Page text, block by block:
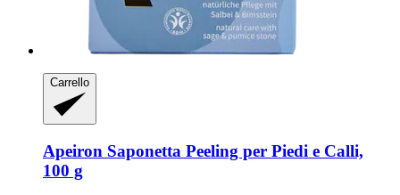
Carrello
Apeiron Saponetta Peeling per Piedi e Calli,
100 g